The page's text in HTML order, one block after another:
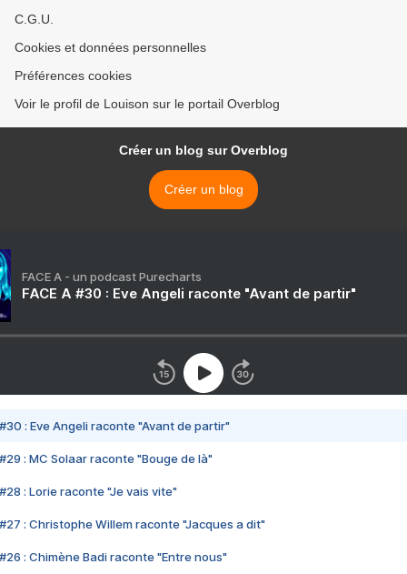
C.G.U.
Cookies et données personnelles
Préférences cookies
Voir le profil de Louison sur le portail Overblog
Créer un blog sur Overblog
Créer un blog
FACE A - un podcast Purecharts
FACE A #30 : Eve Angeli raconte "Avant de partir"
#30 : Eve Angeli raconte "Avant de partir"
#29 : MC Solaar raconte "Bouge de là"
#28 : Lorie raconte "Je vais vite"
#27 : Christophe Willem raconte "Jacques a dit"
#26 : Chimène Badi raconte "Entre nous"